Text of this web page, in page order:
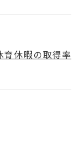
休暇の取得率